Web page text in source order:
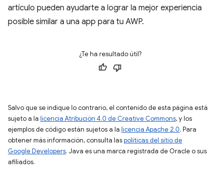
artículo pueden ayudarte a lograr la mejor experiencia
posible similar a una app para tu AWP.
¿Te ha resultado útil?
Salvo que se indique lo contrario, el contenido de esta página está
sujeto a la licencia Atribución 4.0 de Creative Commons, y los
ejemplos de código están sujetos a la licencia Apache 2.0. Para
obtener más información, consulta laspolíticas del sitio de
Google Developers. Java es una marca registrada de Oracle o sus
afiliados.